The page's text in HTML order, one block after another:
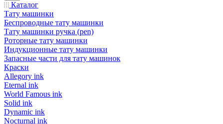
Каталог
Тату машинки
Беспроводные тату машинки
Тату машинки ручка (pen)
Роторные тату машинки
Индукционные тату машинки
Запасные части для тату машинок
Краски
Allegory ink
Eternal ink
World Famous ink
Solid ink
Dynamic ink
Nocturnal ink